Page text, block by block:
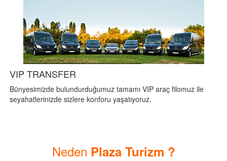
VIP TRANSFER
Bünyesimizde bulundurduğumuz tamamı VIP araç filomuz ile
seyahatlerinizde sizlere konforu yaşatıyoruz.
Neden Plaza Turizm ?